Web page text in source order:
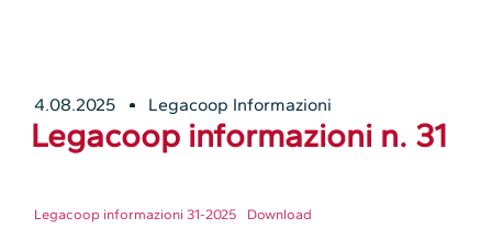
4.08.2025 Legacoop Informazioni
Legacoop informazioni n. 31
Legacoop informazioni 31-2025 Download